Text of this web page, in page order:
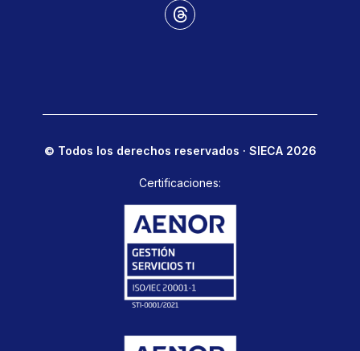
© Todos los derechos reservados · SIECA 2026
Certificaciones: